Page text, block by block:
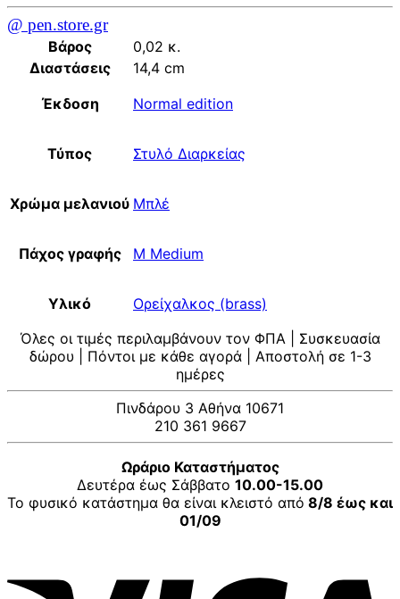
@ pen.store.gr
Βάρος
0,02 κ.
Διαστάσεις
14,4 cm
Έκδοση
Normal edition
Τύπος Στυλό Διαρκείας
Χρώμα μελανιού Μπλέ
Πάχος γραφής M Medium
Υλικό
Ορείχαλκος (brass)
Όλες οι τιμές περιλαμβάνουν τον ΦΠΑ | Συσκευασία
δώρου | Πόντοι με κάθε αγορά | Αποστολή σε 1-3
ημέρες
Πινδάρου 3 Αθήνα 10671
210 361 9667
Ωράριο Καταστήματος
Δευτέρα έως Σάββατο 10.00-15.00
Το φυσικό κατάστημα θα είναι κλειστό από 8/8 έως και
01/09